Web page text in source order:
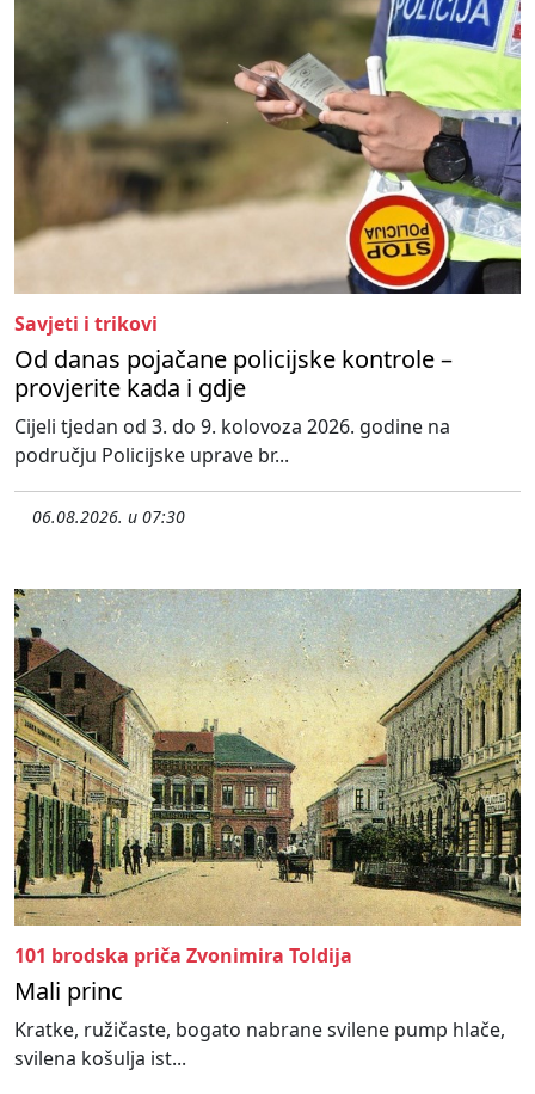
Savjeti i trikovi
Od danas pojačane policijske kontrole –
provjerite kada i gdje
Cijeli tjedan od 3. do 9. kolovoza 2026. godine na
području Policijske uprave br...
06.08.2026. u 07:30
101 brodska priča Zvonimira Toldija
Mali princ
Kratke, ružičaste, bogato nabrane svilene pump hlače,
svilena košulja ist...